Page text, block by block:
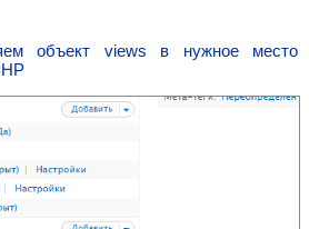
объект views в нужное место